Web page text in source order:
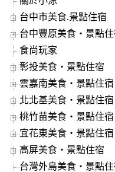
台中市美食.景點住宿
台中豐原美食‧景點住
食尚玩家
彰投美食‧景點住宿
雲嘉南美食‧景點住宿
北北基美食‧景點住宿
桃竹苗美食‧景點住宿
宜花東美食‧景點住宿
高屏美食‧景點住宿
台灣外島美食‧景點住